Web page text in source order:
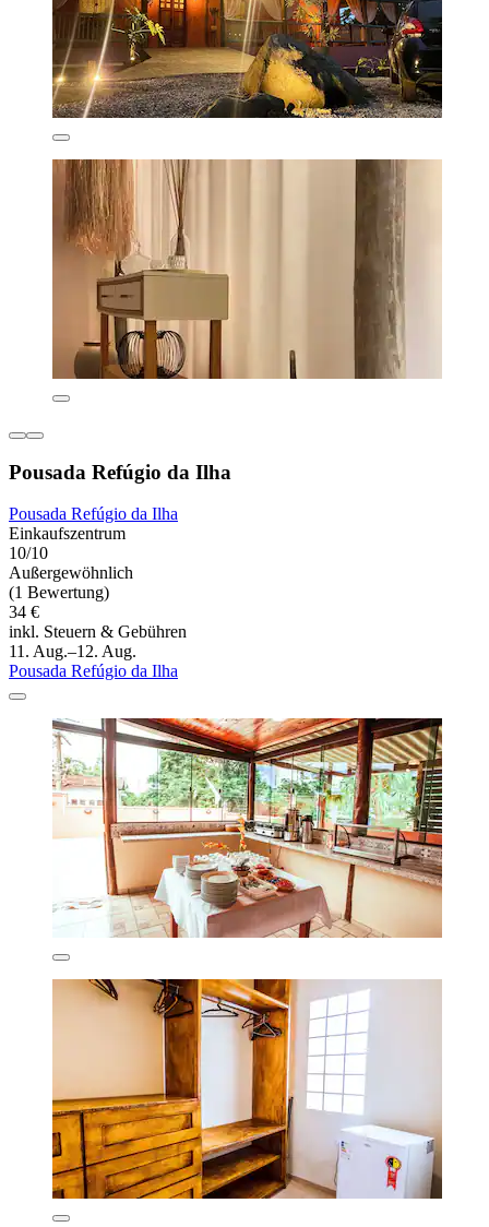
Pousada Refúgio da Ilha
Pousada Refúgio da Ilha
Einkaufszentrum
10/10
Außergewöhnlich
(1 Bewertung)
34 €
inkl. Steuern & Gebühren
11. Aug.–12. Aug.
Pousada Refúgio da Ilha